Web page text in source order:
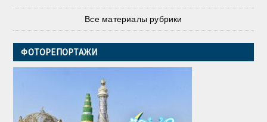
Все материалы рубрики
ФОТОРЕПОРТАЖИ